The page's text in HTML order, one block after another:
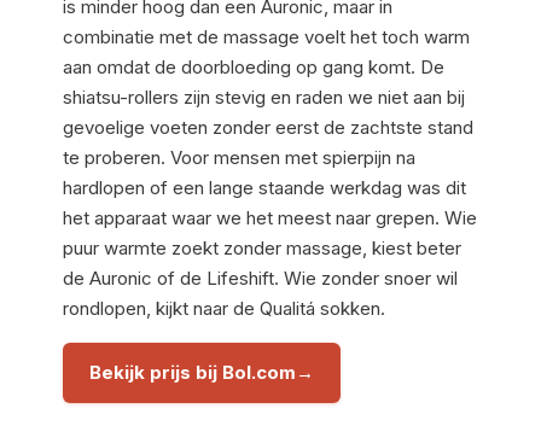
is minder hoog dan een Auronic, maar in
combinatie met de massage voelt het toch warm
aan omdat de doorbloeding op gang komt. De
shiatsu-rollers zijn stevig en raden we niet aan bij
gevoelige voeten zonder eerst de zachtste stand
te proberen. Voor mensen met spierpijn na
hardlopen of een lange staande werkdag was dit
het apparaat waar we het meest naar grepen. Wie
puur warmte zoekt zonder massage, kiest beter
de Auronic of de Lifeshift. Wie zonder snoer wil
rondlopen, kijkt naar de Qualitá sokken.
Bekijk prijs bij Bol.com